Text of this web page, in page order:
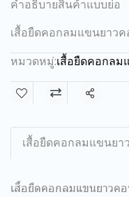
คำอธิบายสินค้าแบบย่อ
เสื้อยืดคอกลมแขนยาวค
หมวดหมู่:เสื้อยืดคอกลม
แชร์
เสื้อยืดคอกลมแขนยา
เสื้อยืดคอกลมแขนยาวค